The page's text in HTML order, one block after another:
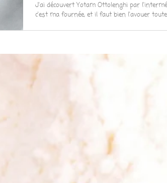
J'ai découvert Yotam Ottolenghi par
c'est ma fournée, et il faut bien l'avouer